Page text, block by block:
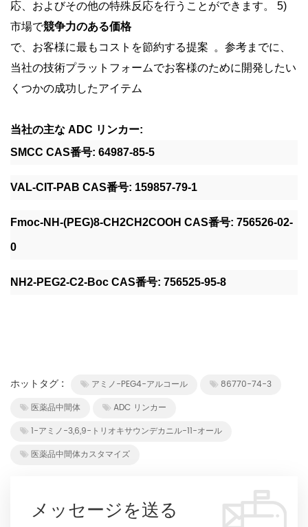
応、およびその他の特殊反応を行うことができます。 5)
市場で競争力のある価格
で、お客様に最もコストを節約する提案
。参考までに、
当社の技術プラットフォームでお客様のために開発したい
くつかの成功したアイテム
当社の主な ADC リンカー:
SMCC CAS番号: 64987-85-5
VAL-CIT-PAB CAS番号: 159857-79-1
Fmoc-NH-(PEG)8-CH2CH2COOH CAS番号: 756526-02-
0
NH2-PEG2-C2-Boc CAS番号: 756525-95-8
ホットタグ : アミノ-PEG4-アルコール
86770-74-3
医薬品中間体
ADC リンカー
1-アミノ-3,6,9-トリオキサウンデカニル-11-オール
医薬品中間体カスタマイズ
メッセージを送る